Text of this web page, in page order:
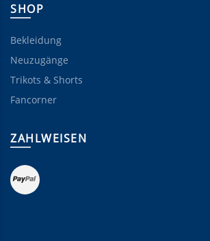
SHOP
Bekleidung
Neuzugänge
Trikots & Shorts
Fancorner
ZAHLWEISEN